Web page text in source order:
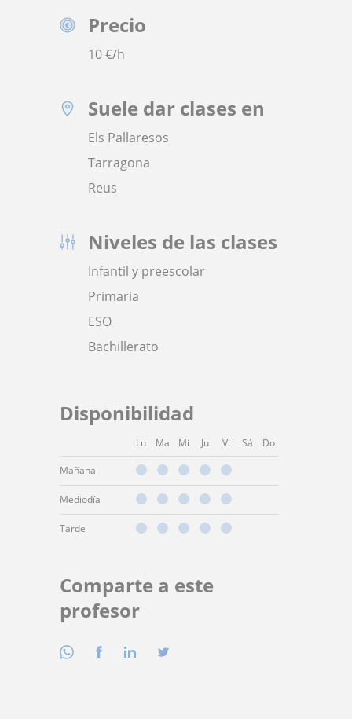
Precio
10€/h
Suele dar clases en
Els Pallaresos
Tarragona
Reus
Niveles de las clases
Infantil y preescolar
Primaria
ESO
Bachillerato
Disponibilidad
Lu Ma Mi Ju Vi Sá Do
Mañana
Mediodía
Tarde
Comparte a este
profesor